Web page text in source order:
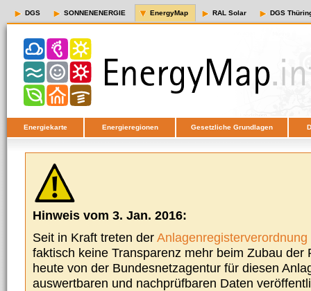
DGS SONNENENERGIE EnergyMap RAL Solar DGS
Energiekarte Energieregionen Gesetzliche Grundlagen
Hinweis vom 3. Jan. 2016:
Seit in Kraft treten derAnlagenregisterverordnung
faktisch keine Transparenz mehr beim Zubau der
heute von der Bundesnetzagentur für diesen
auswertbaren und nachprüfbaren Daten